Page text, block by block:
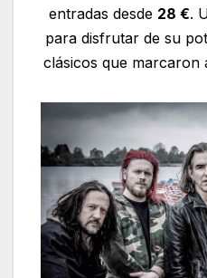
entradas desde 28 €.
para disfrutar de su
clásicos que marcaron